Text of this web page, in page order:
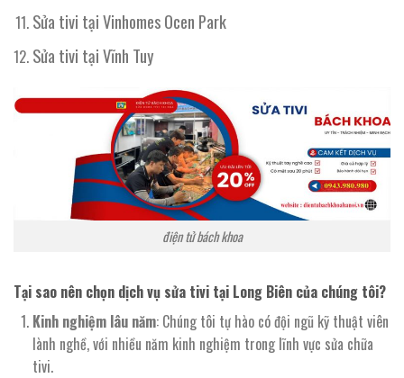
Sửa tivi tại Vinhomes Ocen Park
Sửa tivi tại Vĩnh Tuy
điện tử bách khoa
Tại sao nên chọn dịch vụ sửa tivi tại Long Biên của chúng tôi?
Kinh nghiệm lâu năm: Chúng tôi tự hào có đội ngũ kỹ thuật viên
lành nghề, với nhiều năm kinh nghiệm trong lĩnh vực sửa chữa
tivi.